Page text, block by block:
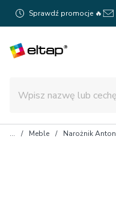
Sprawdź promocje 🔥
Meble Narożnik Anton